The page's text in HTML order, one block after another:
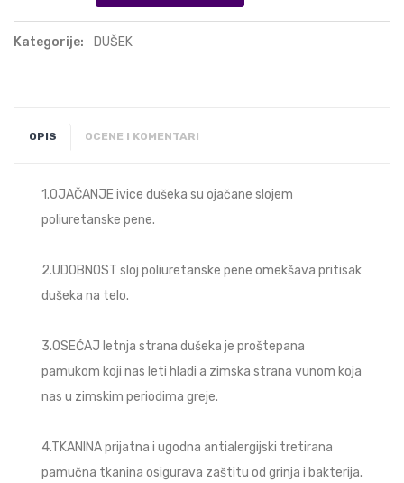
Kategorije: DUŠEK
OPIS OCENE I KOMENTARI
1.OJAČANJE ivice dušeka su ojačane slojem
poliuretanske pene.
2.UDOBNOST sloj poliuretanske pene omekšava pritisak
dušeka na telo.
3.OSEĆAJ letnja strana dušeka je proštepana
pamukom koji nas leti hladi a zimska strana vunom koja
nas u zimskim periodima greje.
4.TKANINA prijatna i ugodna antialergijski tretirana
pamučna tkanina osigurava zaštitu od grinja i bakterija.